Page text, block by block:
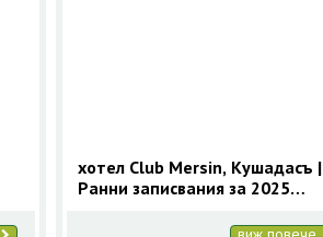
хотел Club Mersin, Кушадасъ |
Ранни записвания за 2025